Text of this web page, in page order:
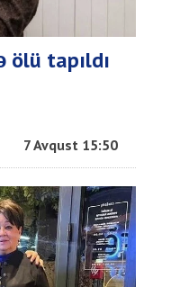
ölü tapıldı
7 Avqust 15:50